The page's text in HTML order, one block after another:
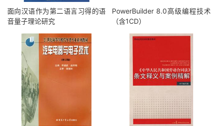
面向汉语作为第二语言习得的语
音量子理论研究
PowerBuilder 8.0高级编程技术
（含1CD）